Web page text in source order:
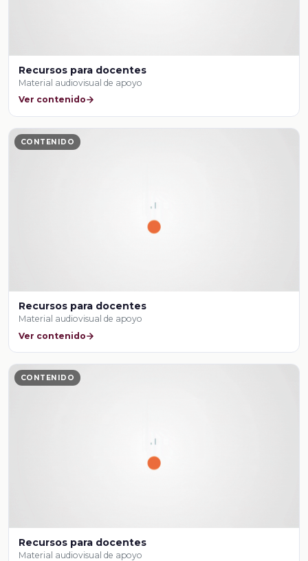
Recursos para docentes
Material audiovisual de apoyo
Ver contenido
CONTENIDO
Recursos para docentes
Material audiovisual de apoyo
Ver contenido
CONTENIDO
Recursos para docentes
Material audiovisual de apoyo